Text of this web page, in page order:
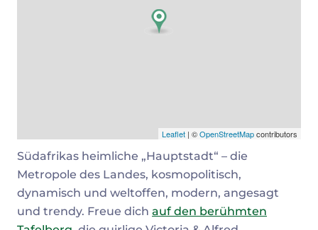
Leaflet | ©OpenStreetMapcontributors
Südafrikas heimliche „Hauptstadt“ – die
Metropole des Landes, kosmopolitisch,
dynamisch und weltoffen, modern, angesagt
und trendy. Freue dich auf den berühmten